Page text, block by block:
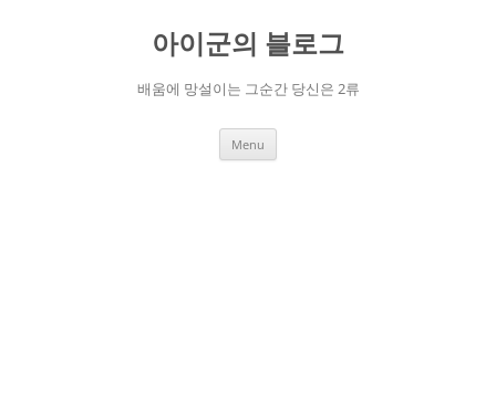
아이군의 블로그
배움에 망설이는 그순간 당신은 2류
Menu